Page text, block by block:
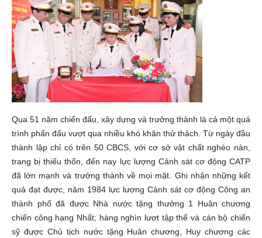
Qua 51 năm chiến đấu, xây dựng và trưởng thành là cả một quá
trình phấn đấu vượt qua nhiều khó khăn thử thách. Từ ngày đầu
thành lập chỉ có trên 50 CBCS, với cơ sở vật chất nghèo nàn,
trang bị thiếu thốn, đến nay lực lượng Cảnh sát cơ động CATP
đã lớn mạnh và trưởng thành về mọi mặt. Ghi nhận những kết
quả đạt được, năm 1984 lực lượng Cảnh sát cơ động Công an
thành phố đã được Nhà nước tặng thưởng 1 Huân chương
chiến công hạng Nhất; hàng nghìn lượt tập thể và cán bộ chiến
sỹ được Chủ tịch nước tặng Huân chương, Huy chương các